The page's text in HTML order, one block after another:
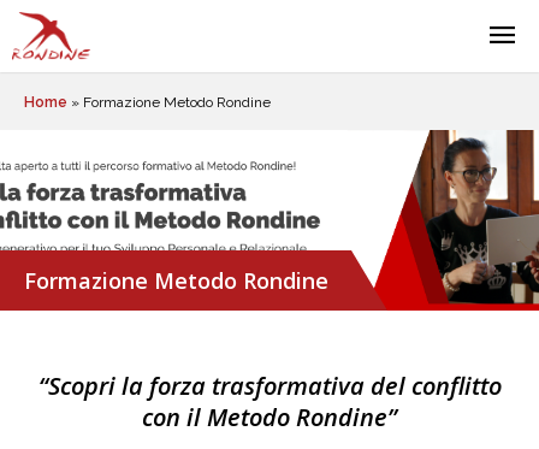
Home » Formazione Metodo Rondine
Formazione Metodo Rondine
“Scopri la forza trasformativa del conflitto
con il Metodo Rondine”